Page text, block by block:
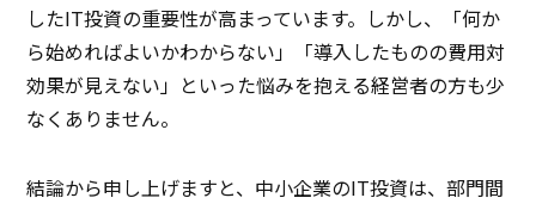
したIT投資の重要性が高まっています。しかし、「何か
ら始めればよいかわからない」「導入したものの費用対
効果が見えない」といった悩みを抱える経営者の方も少
なくありません。
結論から申し上げますと、中小企業のIT投資は、部門間